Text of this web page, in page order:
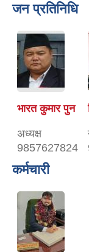
जन प्रतिनिधि
भारत कुमार पुन
अध्यक्ष
9857627824
कर्मचारी